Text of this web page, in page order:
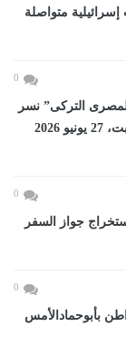
فى غارات إسرائيلية متواصلة
0
التركى” نسر
الأناضول 2026” بإحدي القواعد...اليوم السبت، 27 يونيو 2026
0
جواز السفر
0
توقع الكشف على 1600 مواطن بأبوحمادالأمس